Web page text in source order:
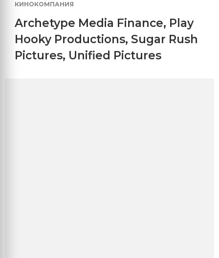
КИНОКОМПАНИЯ
Archetype Media Finance, Play
Hooky Productions, Sugar Rush
Pictures, Unified Pictures